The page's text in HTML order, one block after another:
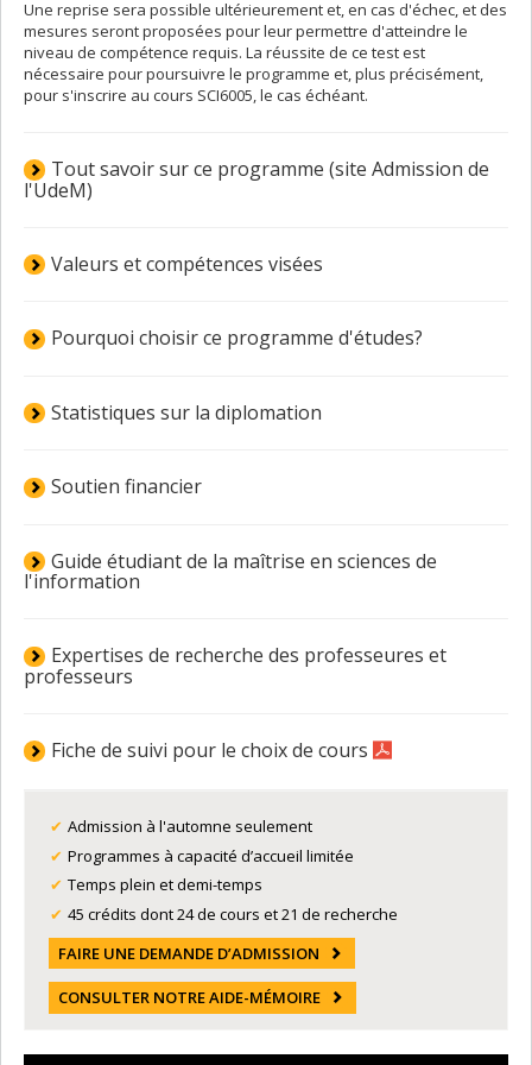
Une reprise sera possible ultérieurement et, en cas d'échec, et des
mesures seront proposées pour leur permettre d'atteindre le
niveau de compétence requis. La réussite de ce test est
nécessaire pour poursuivre le programme et, plus précisément,
pour s'inscrire au cours SCI6005, le cas échéant.
Tout savoir sur ce programme (site Admission de
l'UdeM)
Valeurs et compétences visées
Pourquoi choisir ce programme d'études?
Statistiques sur la diplomation
Soutien financier
Guide étudiant de la maîtrise en sciences de
l'information
Expertises de recherche des professeures et
professeurs
Fiche de suivi pour le choix de cours
Admission à l'automne seulement
Programmes à capacité d’accueil limitée
Temps plein et demi-temps
45 crédits dont 24 de cours et 21 de recherche
FAIRE UNE DEMANDE D’ADMISSION
CONSULTER NOTRE AIDE-MÉMOIRE